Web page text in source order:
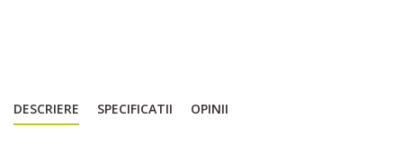
DESCRIERE SPECIFICATII OPINII